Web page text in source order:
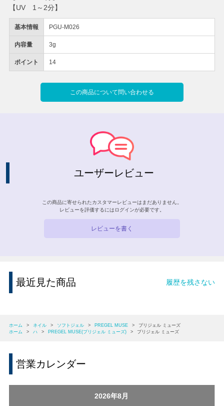
基本情報 PGU-M026
内容量 3g
ポイント 14
この商品について問い合わせる
【UV 1～2分】
ユーザーレビュー
この商品に寄せられたカスタマーレビューはまだありません。
レビューを評価するには ログインが必要です。
レビューを書く
最近見た商品 履歴を残さない
ホーム > ネイル > ソフトジェル > PREGEL MUSE >
プリジェル ミューズ
ホーム
> ハ > PREGEL MUSE(プリジェル ミューズ) > プリジェル ミューズ
営業カレンダー
2026年8月